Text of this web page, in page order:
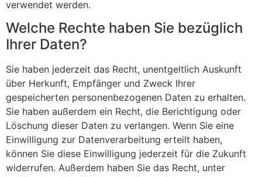
verwendet werden.
Welche Rechte haben Sie bezüglich
Ihrer Daten?
Sie haben jederzeit das Recht, unentgeltlich Auskunft
über Herkunft, Empfänger und Zweck Ihrer
gespeicherten personenbezogenen Daten zu erhalten.
Sie haben außerdem ein Recht, die Berichtigung oder
Löschung dieser Daten zu verlangen. Wenn Sie eine
Einwilligung zur Datenverarbeitung erteilt haben,
können Sie diese Einwilligung jederzeit für die Zukunft
widerrufen. Außerdem haben Sie das Recht, unter